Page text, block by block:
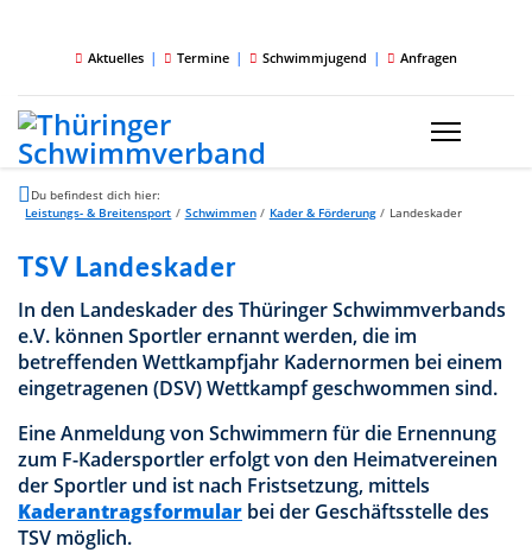
Aktuelles | Termine | Schwimmjugend | Anfragen
Du befindest dich hier:
Leistungs- & Breitensport / Schwimmen / Kader & Förderung / Landeskader
TSV Landeskader
In den Landeskader des Thüringer Schwimmverbands
e.V. können Sportler ernannt werden, die im
betreffenden Wettkampfjahr Kadernormen bei einem
eingetragenen (DSV) Wettkampf geschwommen sind.
Eine Anmeldung von Schwimmern für die Ernennung
zum F-Kadersportler erfolgt von den Heimatvereinen
der Sportler und ist nach Fristsetzung, mittels
Kaderantragsformular bei der Geschäftsstelle des
TSV möglich.